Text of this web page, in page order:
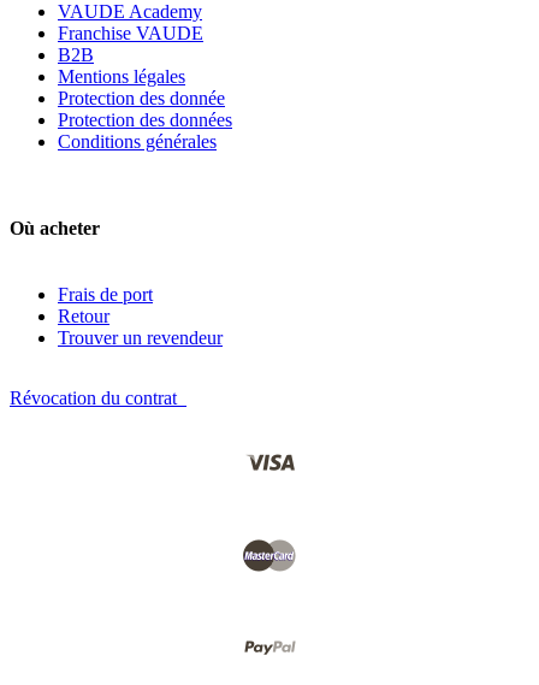
VAUDE Academy
Franchise VAUDE
B2B
Mentions légales
Protection des donnée
Protection des données
Conditions générales
Où acheter
Frais de port
Retour
Trouver un revendeur
Révocation du contrat